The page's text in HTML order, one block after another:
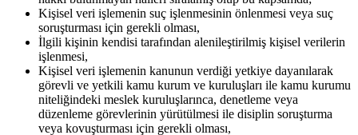
Kişisel veri işlemenin suç işlenmesinin önlenmesi veya suç
soruşturması için gerekli olması,
İlgili kişinin kendisi tarafından alenileştirilmiş kişisel verilerin
işlenmesi,
Kişisel veri işlemenin kanunun verdiği yetkiye dayanılarak
görevli ve yetkili kamu kurum ve kuruluşları ile kamu kurumu
niteliğindeki meslek kuruluşlarınca, denetleme veya
düzenleme görevlerinin yürütülmesi ile disiplin soruşturma
veya kovuşturması için gerekli olması,